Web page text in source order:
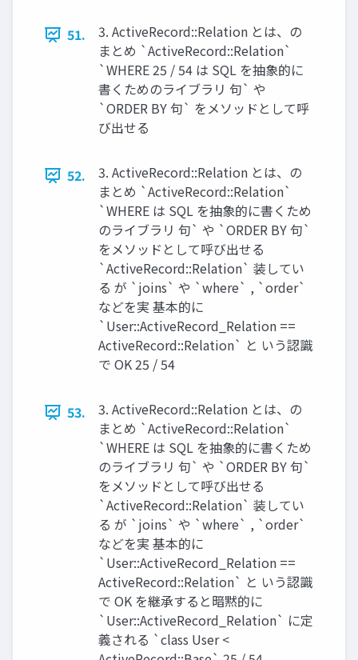
51.
3. ActiveRecord::Relation とは、の
まとめ `ActiveRecord::Relation`
`WHERE 25 / 54 は SQL を抽象的に
書くためのライブラリ 句` や
`ORDER BY 句` をメソッドとして呼
び出せる
52.
3. ActiveRecord::Relation とは、の
まとめ `ActiveRecord::Relation`
`WHERE は SQL を抽象的に書くため
のライブラリ 句` や `ORDER BY 句`
をメソッドとして呼び出せる
`ActiveRecord::Relation` 装してい
る が `joins` や `where` , `order`
などを実 基本的に
`User::ActiveRecord_Relation ==
ActiveRecord::Relation` と いう認識
で OK 25 / 54
53.
3. ActiveRecord::Relation とは、の
まとめ `ActiveRecord::Relation`
`WHERE は SQL を抽象的に書くため
のライブラリ 句` や `ORDER BY 句`
をメソッドとして呼び出せる
`ActiveRecord::Relation` 装してい
る が `joins` や `where` , `order`
などを実 基本的に
`User::ActiveRecord_Relation ==
ActiveRecord::Relation` と いう認識
で OK を継承すると暗黙的に
`User::ActiveRecord_Relation` に定
義される `class User <